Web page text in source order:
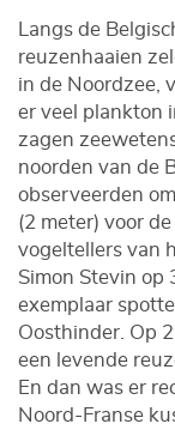
Langs de
reuzenhaaien
in de Noordzee,
er veel plankton
zagen
noorden van de
observeerden
(2 meter) voor
vogeltellers van
Simon Stevin op
exemplaar
Oosthinder. Op
een levende
En dan was er
Noord-Franse